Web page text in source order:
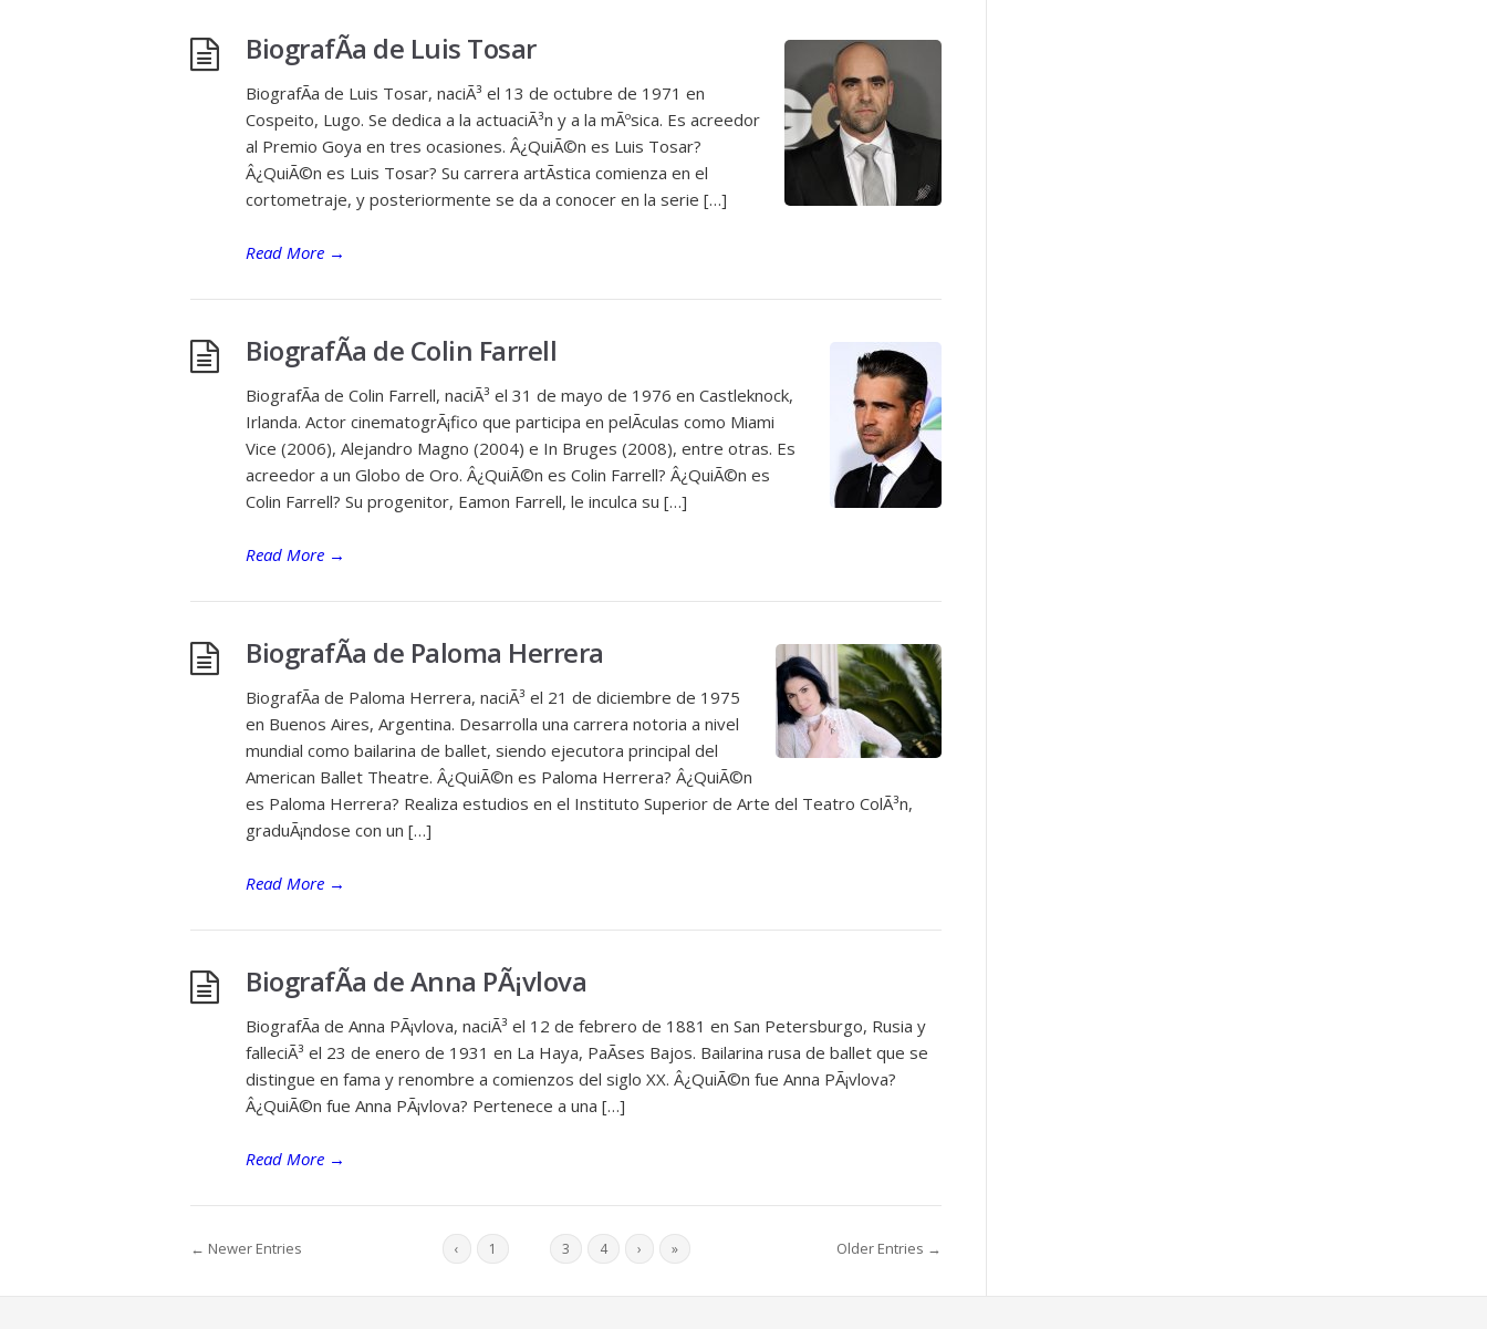
BiografÃ­a de Luis Tosar
BiografÃ­a de Luis Tosar, naciÃ³ el 13 de octubre de 1971 en
Cospeito, Lugo. Se dedica a la actuaciÃ³n y a la mÃºsica. Es acreedor
al Premio Goya en tres ocasiones. Â¿QuiÃ©n es Luis Tosar?
Â¿QuiÃ©n es Luis Tosar? Su carrera artÃ­stica comienza en el
cortometraje, y posteriormente se da a conocer en la serie […]
Read More →
BiografÃ­a de Colin Farrell
BiografÃ­a de Colin Farrell, naciÃ³ el 31 de mayo de 1976 en Castleknock,
Irlanda. Actor cinematogrÃ¡fico que participa en pelÃ­culas como Miami
Vice (2006), Alejandro Magno (2004) e In Bruges (2008), entre otras. Es
acreedor a un Globo de Oro. Â¿QuiÃ©n es Colin Farrell? Â¿QuiÃ©n es
Colin Farrell? Su progenitor, Eamon Farrell, le inculca su […]
Read More →
BiografÃ­a de Paloma Herrera
BiografÃ­a de Paloma Herrera, naciÃ³ el 21 de diciembre de 1975
en Buenos Aires, Argentina. Desarrolla una carrera notoria a nivel
mundial como bailarina de ballet, siendo ejecutora principal del
American Ballet Theatre. Â¿QuiÃ©n es Paloma Herrera? Â¿QuiÃ©n
es Paloma Herrera? Realiza estudios en el Instituto Superior de Arte del Teatro ColÃ³n,
graduÃ¡ndose con un […]
Read More →
BiografÃ­a de Anna PÃ¡vlova
BiografÃ­a de Anna PÃ¡vlova, naciÃ³ el 12 de febrero de 1881 en San Petersburgo, Rusia y
falleciÃ³ el 23 de enero de 1931 en La Haya, PaÃ­ses Bajos. Bailarina rusa de ballet que se
distingue en fama y renombre a comienzos del siglo XX. Â¿QuiÃ©n fue Anna PÃ¡vlova?
Â¿QuiÃ©n fue Anna PÃ¡vlova? Pertenece a una […]
Read More →
← Newer Entries ‹ 1 3 4 › » Older Entries →